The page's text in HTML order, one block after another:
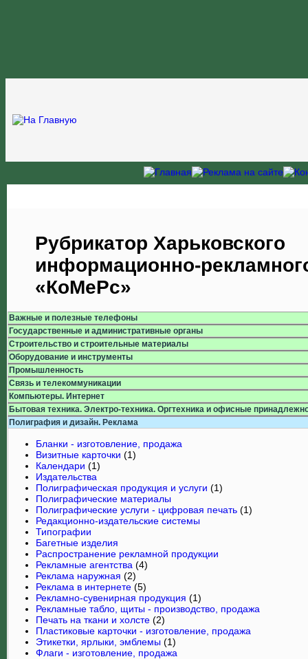
Рубрикатор Харьковского
информационно-
«КоМеРс»
Важные и полезные телефоны
Государственные и административные органы
Строительство и строительные материалы
Оборудование и инструменты
Промышленность
Связь и телекоммуникации
Компьютеры. Интернет
Бытовая техника. Электро-техника. Оргтехника и офисные
Полиграфия и дизайн. Реклама
Бланки - изготовление, продажа
Визитные карточки (1)
Календари (1)
Издательства
Полиграфическая продукция и услуги (1)
Полиграфические материалы
Полиграфические услуги - цифровая печать (1)
Редакционно-издательские системы
Типографии
Багетные изделия
Распространение рекламной продукции
Рекламные агентства (4)
Реклама наружная (2)
Реклама в интернете (5)
Рекламно-сувенирная продукция (1)
Рекламные табло, щиты - производство, продажа
Печать на ткани и холсте (2)
Пластиковые карточки - изготовление, продажа
Этикетки, ярлыки, эмблемы (1)
Флаги - изготовление, продажа